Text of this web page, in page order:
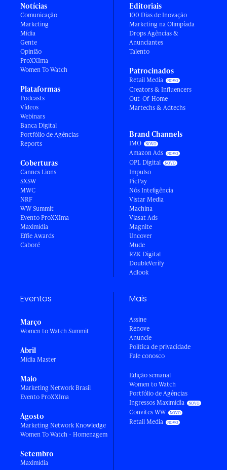
Notícias
Comunicação
Marketing
Mídia
Gente
Opinião
ProXXIma
Women To Watch
Plataformas
Podcasts
Vídeos
Webinars
Banca Digital
Portfólio de Agências
Reports
Coberturas
Cannes Lions
SXSW
MWC
NRF
WW Summit
Evento ProXXIma
Maximídia
Effie Awards
Caboré
Editoriais
100 Dias de Inovação
Marketing na Olimpíada
Drops Agências &
Anunciantes
Talento
Patrocinados
Retail Media
Creators & Influencers
Out-Of-Home
Martechs & Adtechs
Brand Channels
IMO
Amazon Ads
OPL Digital
Impulso
PicPay
Nós Inteligência
Vistar Media
Machina
Viasat Ads
Magnite
Uncover
Mude
RZK Digital
DoubleVerify
Adlook
Eventos
Março
Women to Watch Summit
Abril
Mídia Master
Maio
Marketing Network Brasil
Evento ProXXIma
Agosto
Marketing Network Knowledge
Women To Watch - Homenagem
Setembro
Maximídia
Mais
Assine
Renove
Anuncie
Política de privacidade
Fale conosco
Edição semanal
Women to Watch
Portfólio de Agências
Ingressos Maximídia
Convites WW
Retail Media